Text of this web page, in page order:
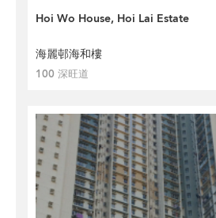
Hoi Wo House, Hoi Lai Estate
海麗邨海和樓
100 深旺道